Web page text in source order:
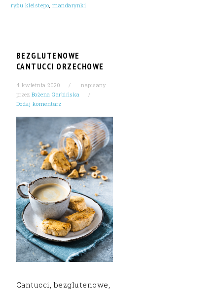
ryżu kleistego ,mandarynki
BEZGLUTENOWE
CANTUCCI ORZECHOWE
4 kwietnia 2020
napisany
przez Bożena Garbińska
Dodaj komentarz
Cantucci, bezglutenowe,